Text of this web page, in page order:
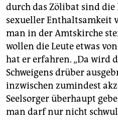
durch das Zölibat sind
sexueller Enthaltsamkeit
man in der Amtskirche
wollen die Leute etwas
hat er erfahren. „Da wird
Schweigens drüber
inzwischen zumindest
Seelsorger überhaupt
man darf nur nicht schwul